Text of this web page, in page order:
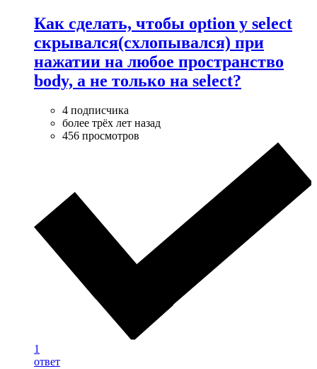
Как сделать, чтобы option у select
скрывался(схлопывался) при
нажатии на любое пространство
body, а не только на select?
4 подписчика
более трёх лет назад
456 просмотров
1
ответ